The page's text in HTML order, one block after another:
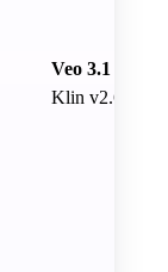
Veo 3.1
Klin v2.6